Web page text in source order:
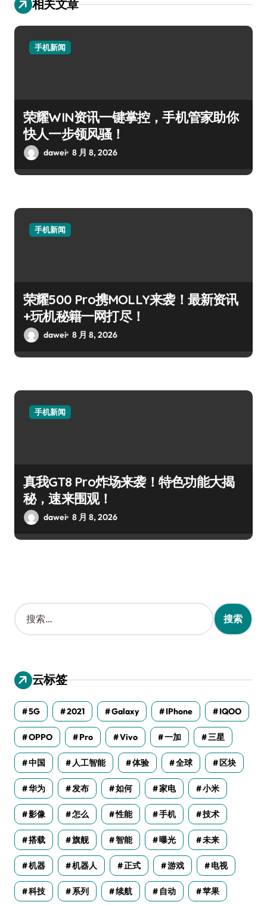
相关文章
手机新闻
荣耀WIN资讯一键掌控，手机管家助你
快人一步领风骚！
dawei 8 月 8, 2026
手机新闻
荣耀500 Pro携MOLLY来袭！最新资讯
+玩机秘籍一网打尽！
dawei 8 月 8, 2026
手机新闻
真我GT8 Pro炸场来袭！特色功能大揭
秘，速来围观！
dawei 8 月 8, 2026
搜
索
：
云标签
5G 2021 Galaxy IPhone IQOO
OPPO Pro Vivo 一加 三星
中国 人工智能 体验 全球 区块
华为 发布 如何 家电 小米
影像 怎么 性能 手机 技术
搭载 旗舰 智能 曝光 未来
机器 机器人 正式 游戏 电视
科技 系列 续航 自动 苹果